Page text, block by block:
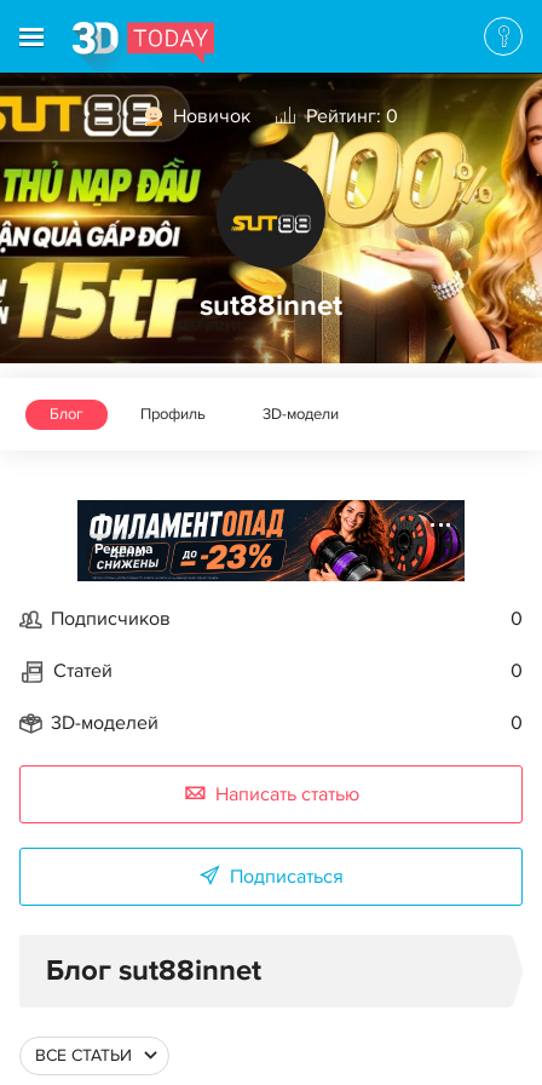
Новичок Рейтинг: 0
sut88innet
Блог Профиль 3D-модели
Реклама
Подписчиков 0
Статей 0
3D-моделей 0
Написать статью
Подписаться
Блог sut88innet
ВСЕ СТАТЬИ